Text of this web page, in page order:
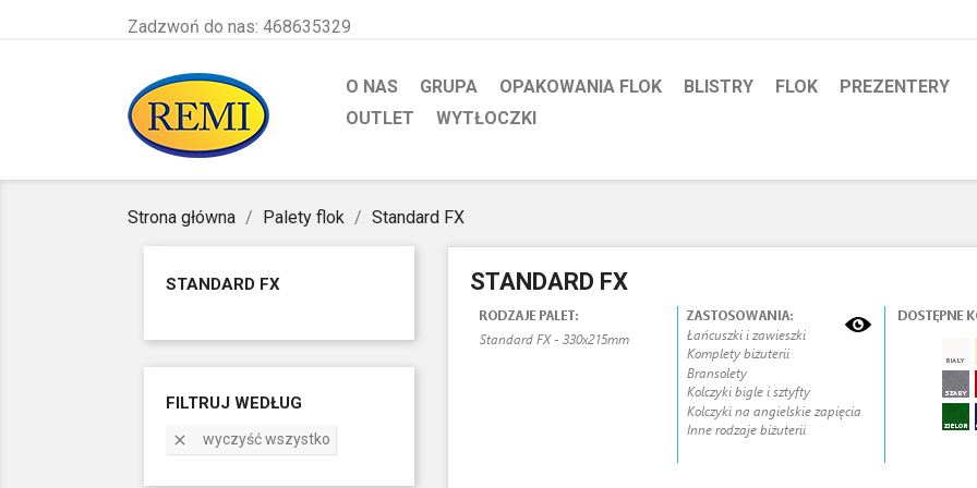
Zadzwoń do nas: 468635329
O NAS GRUPA OPAKOWANIA FLOK BLISTRY FLOK
PREZENTERY
OUTLET
WYTŁOCZKI
Strona główna Palety flok Standard FX
STANDARD FX
FILTRUJ WEDŁUG
 wyczyść wszystko
STANDARD FX